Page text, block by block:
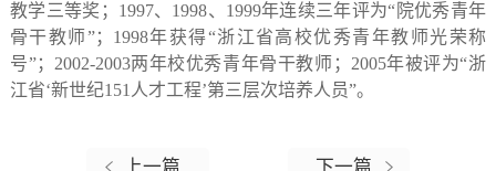
教学三等奖；1997、1998、1999年连续三年评为“院优秀青年
骨干教师”；1998年获得“浙江省高校优秀青年教师光荣称
号”；2002-2003两年校优秀青年骨干教师；2005年被评为“浙
江省‘新世纪151人才工程’第三层次培养人员”。